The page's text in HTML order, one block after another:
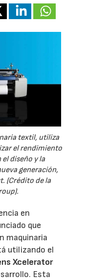
textil, utiliza
el rendimiento
diseño y la
generación,
(Crédito de la
en
que
maquinaria
utilizando el
Xcelerator
Esta